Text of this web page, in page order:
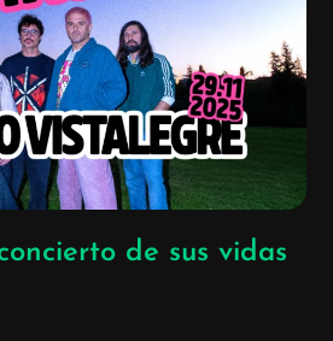
de sus vidas